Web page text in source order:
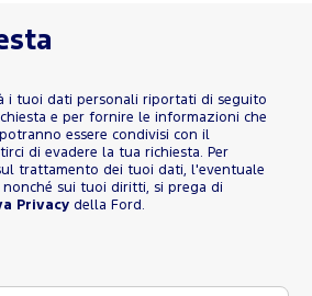
i tuoi dati personali riportati di seguito
e per fornire le informazioni che
essere condivisi con il
di evadere la tua richiesta. Per
trattamento dei tuoi dati, l'eventuale
sui tuoi diritti, si prega di
Privacy della Ford.